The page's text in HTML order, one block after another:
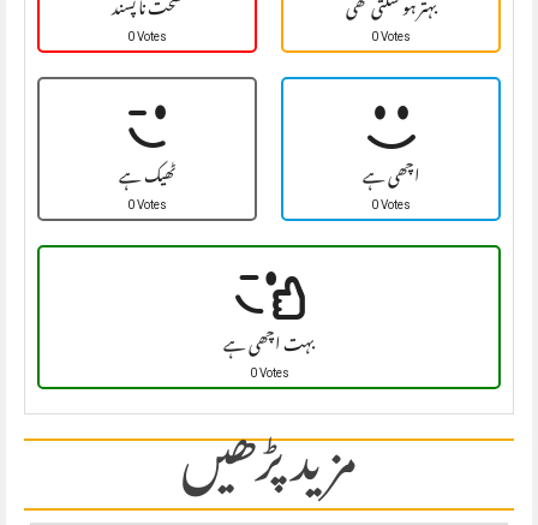
0 Votes 0 Votes
ٹھیک ہے
0 Votes اچھی ہے
0 Votes
بہت اچھی ہے
0 Votes
مزید پڑھیں